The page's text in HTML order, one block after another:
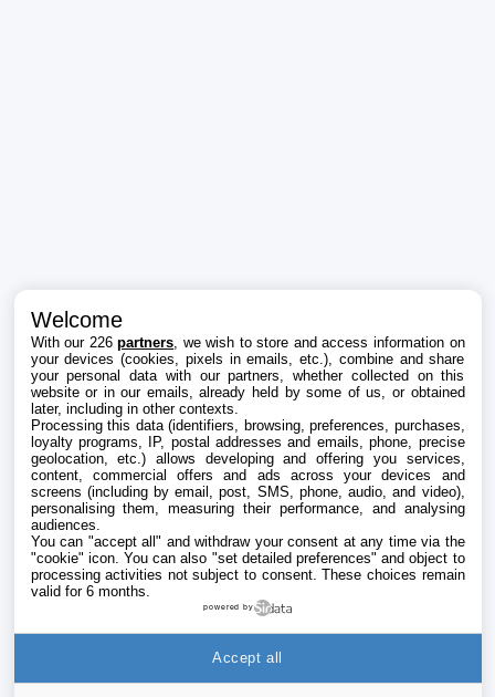
Welcome
With our 226partners , we wish to store and access information on
your devices (cookies, pixels in emails, etc.), combine and share
your personal data with our partners, whether collected on this
website or in our emails, already held by some of us, or obtained
later, including in other contexts.
Processing this data (identifiers, browsing, preferences, purchases,
loyalty programs, IP, postal addresses and emails, phone, precise
geolocation, etc.) allows developing and offering you services,
content, commercial offers and ads across your devices and
screens (including by email, post, SMS, phone, audio, and video),
personalising them, measuring their performance, and analysing
audiences.
You can "accept all" and withdraw your consent at any time via the
"cookie" icon. You can also "set detailed preferences" and object to
processing activities not subject to consent. These choices remain
valid for 6 months.
powered by
Accept all